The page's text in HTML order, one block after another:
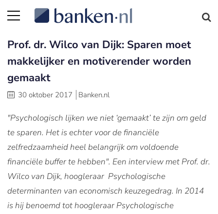
Prof. dr. Wilco van Dijk: Sparen moet
makkelijker en motiverender worden
gemaakt
30 oktober 2017 Banken.nl
"Psychologisch lijken we niet ‘gemaakt’ te zijn om geld
te sparen. Het is echter voor de financiële
zelfredzaamheid heel belangrijk om voldoende
financiële buffer te hebben". Een interview met Prof. dr.
Wilco van Dijk, hoogleraar Psychologische
determinanten van economisch keuzegedrag. In 2014
is hij benoemd tot hoogleraar Psychologische